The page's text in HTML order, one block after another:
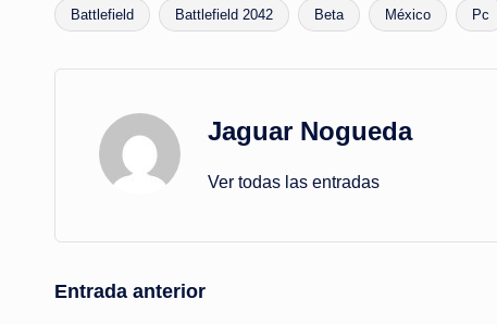
Etiquetas:
Battlefield Battlefield 2042 Beta México Pc
Jaguar Nogueda
Ver todas las entradas
Navegación
Entrada anterior